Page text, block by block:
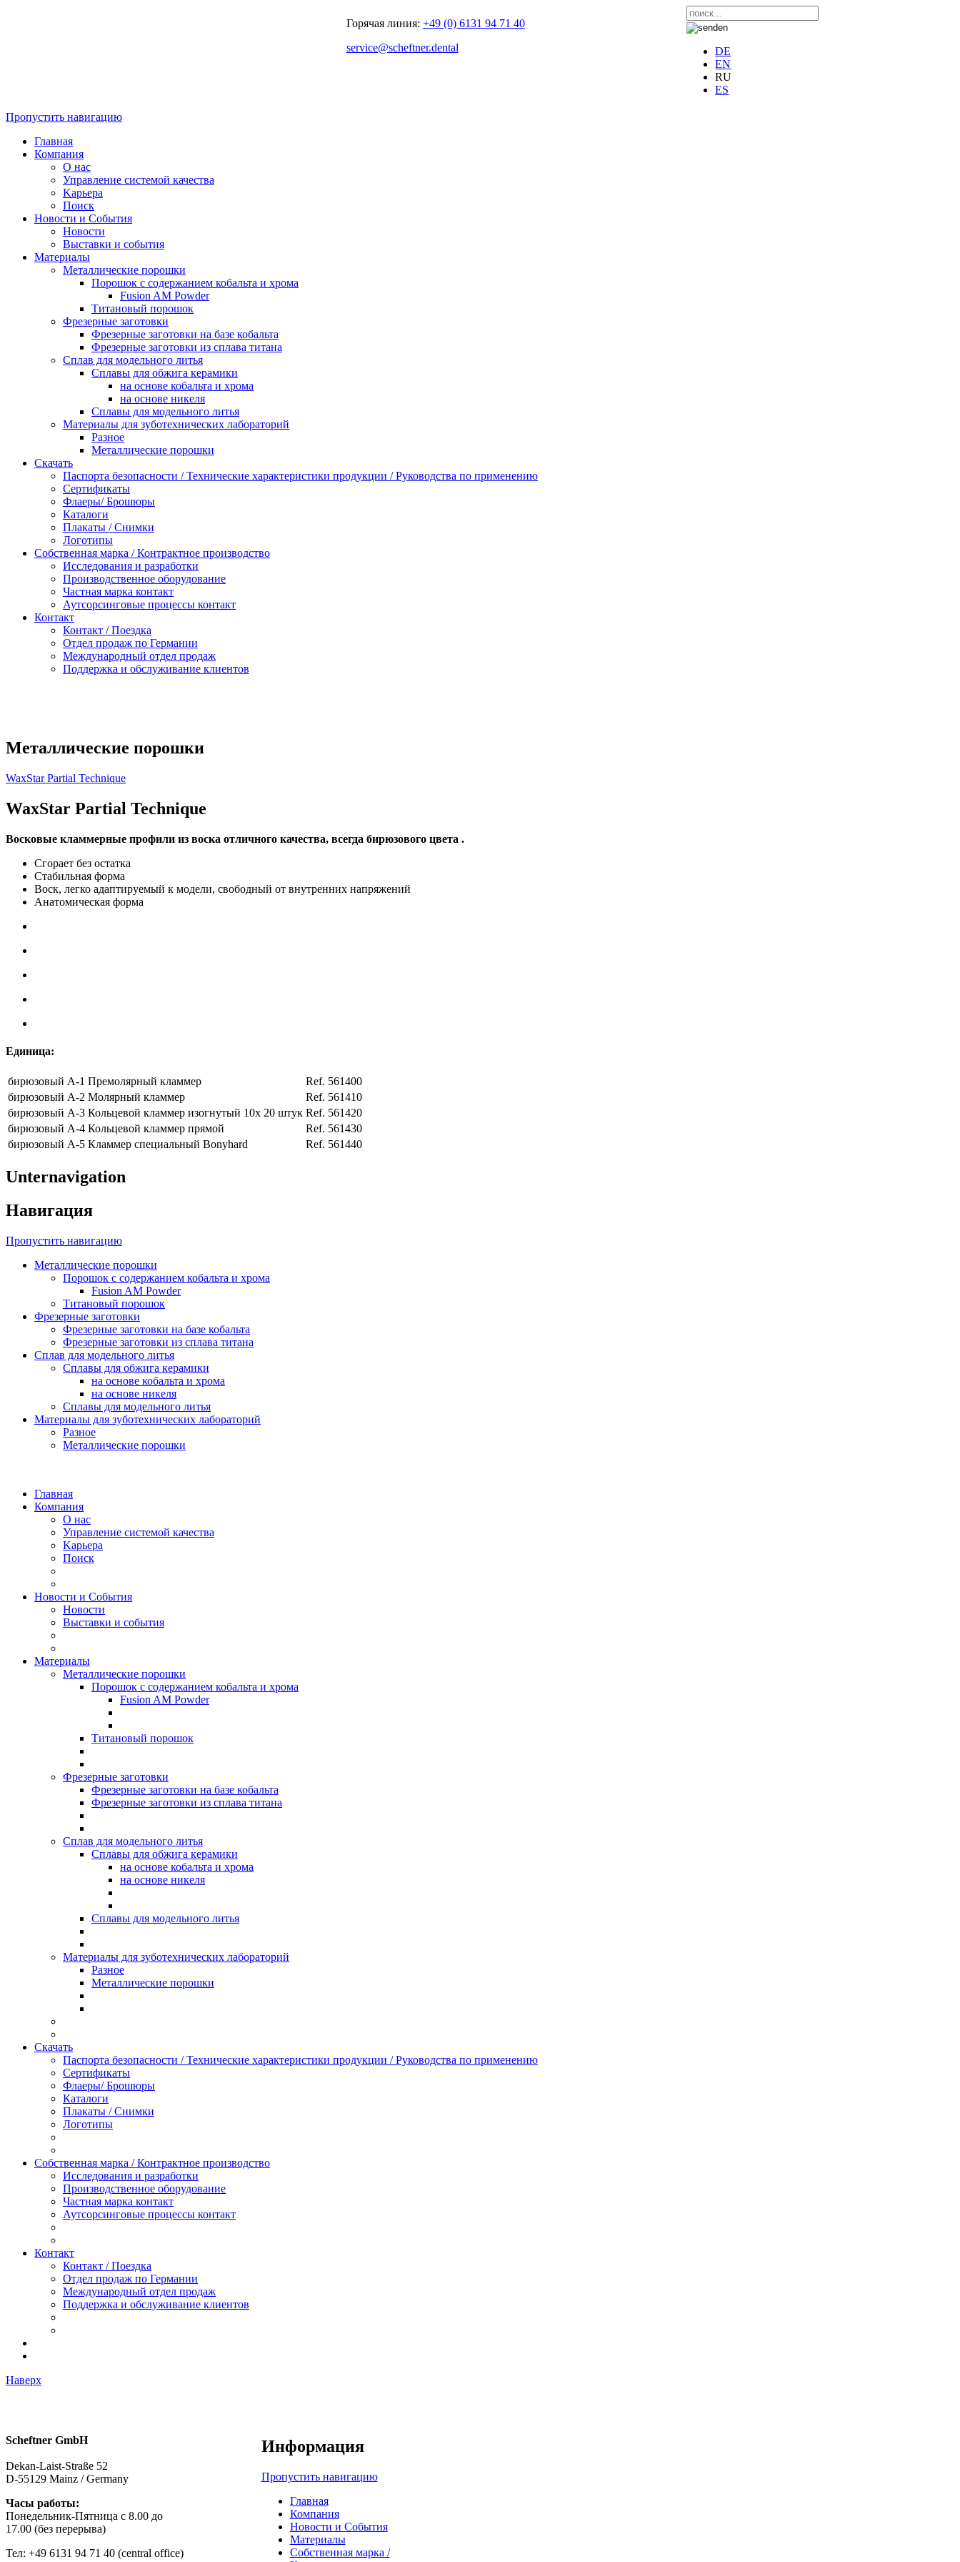
Горячая линия: +49 (0) 6131 94 71 40
service@scheftner.dental
DE
EN
RU
ES
Пропустить навигацию
Главная
Компания
O нас
Управление системой качества
Kарьера
Поиск
Новости и События
Новости
Выставки и события
Материалы
Металлические порошки
Порошок с содержанием кобальтa и хрома
Fusion AM Powder
Титановый порошок
Фрезерные заготовки
Фрезерныe заготовки на базе кобальта
Фрезерныe заготовки из сплава титана
Сплав для модельного литья
Сплавы для обжига керамики
на основе кобальта и хрома
на основе никеля
Сплавы для модельного литья
Материалы для зуботехнических лабораторий
Разное
Mеталлические порошки
Скачать
Паспорта безопасности / Технические характеристики продукции / Руководствa по применению
Сертификаты
Флаеры/ Брошюры
Каталоги
Плакаты / Снимки
Логотипы
Собственная марка / Контрактное производство
Исследования и разработки
Производственное оборудование
Частная марка контакт
Аутсорсинговые процессы контакт
Контакт
Контакт / Поездка
Oтдел продаж по Германии
Международный отдел продаж
Поддержка и oбслуживаниe клиентов
Mеталлические порошки
WaxStar Partial Technique
WaxStar Partial Technique
Восковые кламмерные профили из воска отличного качества, всегда бирюзового цвета .
Сгорает без остатка
Стабильная форма
Воск, легко адаптируемый к модели, свободный от внутренних напряжений
Анатомическая форма
Единица:
бирюзовый A-1 Премолярный кламмер
Ref. 561400
бирюзовый A-2 Молярный кламмер
Ref. 561410
бирюзовый A-3 Кольцевой кламмер изогнутый 10x 20 штук Ref. 561420
бирюзовый A-4 Кольцевой кламмер прямой
Ref. 561430
бирюзовый A-5 Кламмер специальный Bonyhard Ref. 561440
Unternavigation
Навигация
Пропустить навигацию
Металлические порошки
Порошок с содержанием кобальтa и хрома
Fusion AM Powder
Титановый порошок
Фрезерные заготовки
Фрезерныe заготовки на базе кобальта
Фрезерныe заготовки из сплава титана
Сплав для модельного литья
Сплавы для обжига керамики
на основе кобальта и хрома
на основе никеля
Сплавы для модельного литья
Материалы для зуботехнических лабораторий
Разное
Mеталлические порошки
Главная
Компания
O нас
Управление системой качества
Kарьера
Поиск
Новости и События
Новости
Выставки и события
Материалы
Металлические порошки
Порошок с содержанием кобальтa и хрома
Fusion AM Powder
Титановый порошок
Фрезерные заготовки
Фрезерныe заготовки на базе кобальта
Фрезерныe заготовки из сплава титана
Сплав для модельного литья
Сплавы для обжига керамики
на основе кобальта и хрома
на основе никеля
Сплавы для модельного литья
Материалы для зуботехнических лабораторий
Разное
Mеталлические порошки
Скачать
Паспорта безопасности / Технические характеристики продукции / Руководствa по применению
Сертификаты
Флаеры/ Брошюры
Каталоги
Плакаты / Снимки
Логотипы
Собственная марка / Контрактное производство
Исследования и разработки
Производственное оборудование
Частная марка контакт
Аутсорсинговые процессы контакт
Контакт
Контакт / Поездка
Oтдел продаж по Германии
Международный отдел продаж
Поддержка и oбслуживаниe клиентов
Наверх
Scheftner GmbH
Dekan-Laist-Straße 52
D-55129 Mainz / Germany
Часы работы:
Понедельник-Пятница с 8.00 до
17.00 (без перерывa)
Тел: +49 6131 94 71 40 (central office)
Информация
Пропустить навигацию
Главная
Компания
Новости и События
Материалы
Собственная марка /